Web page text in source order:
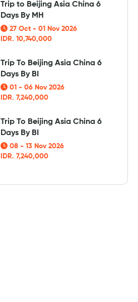
Trip to Beijing Asia China 6
Days By MH
27 Oct - 01 Nov 2026
IDR. 10,740,000
Trip To Beijing Asia China 6
Days By BI
01 - 06 Nov 2026
IDR. 7,240,000
Trip To Beijing Asia China 6
Days By BI
08 - 13 Nov 2026
IDR. 7,240,000